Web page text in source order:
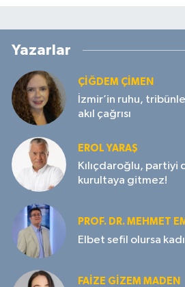
Yazarlar
ÇIĞDEM ÇIMEN
İzmir’in ruhu,
akıl çağrısı
EROL YARAŞ
Kılıçdaroğlu,
kurultaya gitmez!
PROF. DR. MEHMET
Elbet sefil olursa
FAIZE GIZEM MADEN